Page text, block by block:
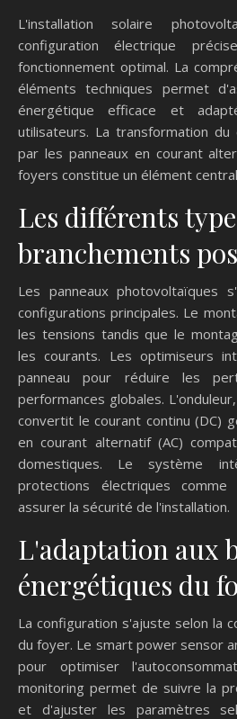
L'installation solaire
configuration électrique
fonctionnement optimal. La
éléments techniques permet
énergétique efficace et
utilisateurs. La transformation
par les panneaux en courant
foyers constitue un élément
Les différents
branchements
Les panneaux photovoltaïques
configurations principales. Le
les tensions tandis que le
les courants. Les optimiseurs
panneau pour réduire les
performances globales.
convertit le courant continu (DC)
en courant alternatif (AC)
domestiques. Le système
protections électriques
assurer la sécurité de l'installation.
L'adaptation aux
énergétiques du
La configuration s'ajuste selon la
du foyer. Le smart power sensor
pour optimiser
monitoring permet de suivre la
et d'ajuster les paramètres